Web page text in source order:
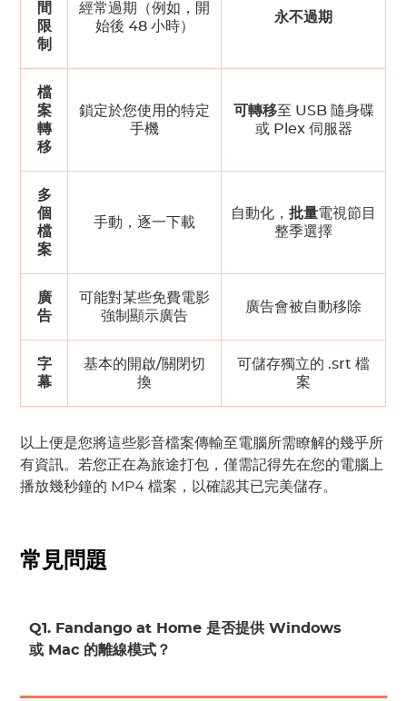
間
限
制
經常過期（例如，開
始後 48 小時）
永不過期
檔
案
轉
移
鎖定於您使用的特定
手機
可轉移至 USB 隨身碟
或 Plex 伺服器
多
個
檔
案
手動，逐一下載
自動化，批量電視節目
整季選擇
廣
告
可能對某些免費電影
強制顯示廣告
廣告會被自動移除
字
幕
基本的開啟/關閉切
換
可儲存獨立的 .srt 檔
案
以上便是您將這些影音檔案傳輸至電腦所需瞭解的幾乎所
有資訊。若您正在為旅途打包，僅需記得先在您的電腦上
播放幾秒鐘的 MP4 檔案，以確認其已完美儲存。
常見問題
Q1. Fandango at Home 是否提供 Windows
或 Mac 的離線模式？